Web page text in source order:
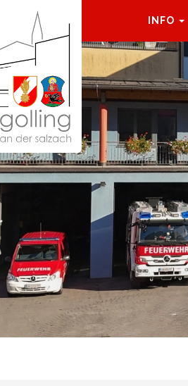
INFO